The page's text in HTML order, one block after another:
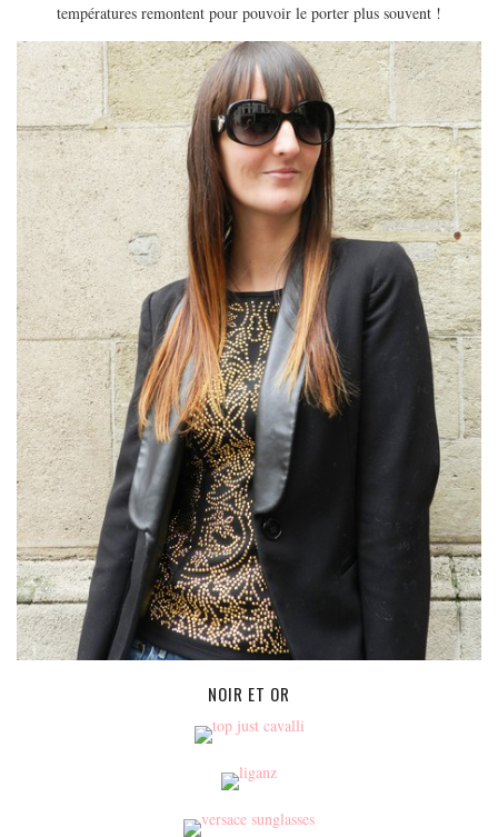
ARTICLES PRATIQUES
YOGA
MON PROGRAMME DE YOGA EN LIGNE
AUTRES CATÉGORIES
MODE
BEAUTÉ
DIVERSES BOX
DIY
LIFESTYLE
ME CONTACTER
A PROPOS
PARUTIONS ET PARTENARIATS
températures remontent pour pouvoir le porter plus souvent !
NOIR ET OR